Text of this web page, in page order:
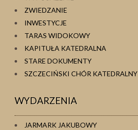
ZWIEDZANIE
INWESTYCJE
TARAS WIDOKOWY
KAPITUŁA KATEDRALNA
STARE DOKUMENTY
SZCZECIŃSKI CHÓR KATEDRALNY
WYDARZENIA
JARMARK JAKUBOWY